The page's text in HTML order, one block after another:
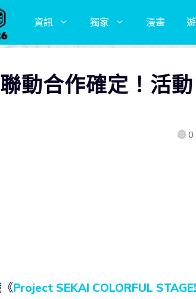
資訊 獨家 漫畫
動合作確定！活動
0
Project SEKAI COLORFUL STAGE!